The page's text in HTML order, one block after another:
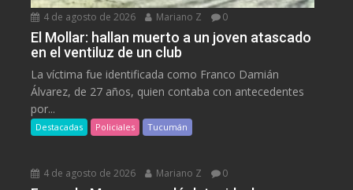
4 de agosto de 2026 Mariano Z 0
El Mollar: hallan muerto a un joven atascado
en el ventiluz de un club
La víctima fue identificada como Franco Damián
Álvarez, de 27 años, quien contaba con antecedentes
por...
Destacadas Policiales Tucumán
4 de agosto de 2026 Mariano Z 0